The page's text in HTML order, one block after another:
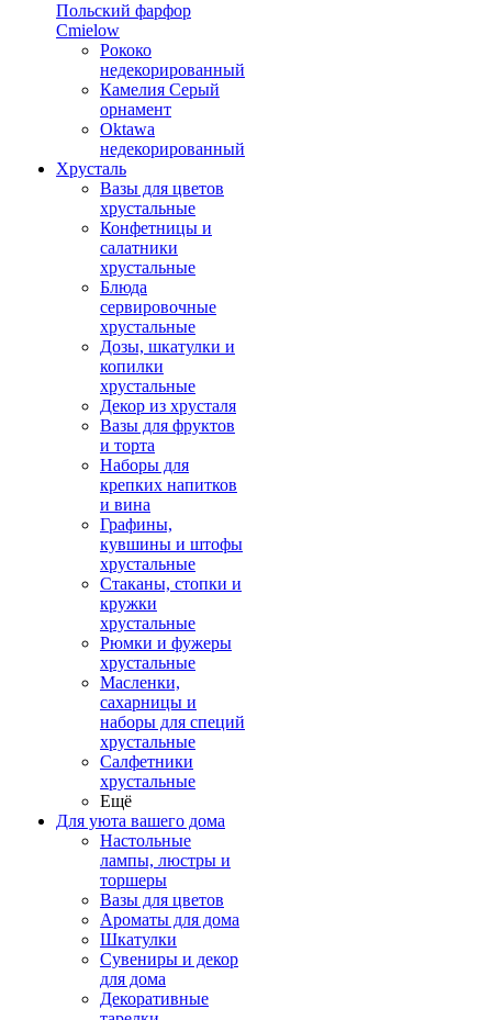
Польский фарфор
Сmielow
Рококо
недекорированный
Камелия Серый
орнамент
Oktawa
недекорированный
Хрусталь
Вазы для цветов
хрустальные
Конфетницы и
салатники
хрустальные
Блюда
сервировочные
хрустальные
Дозы, шкатулки и
копилки
хрустальные
Декор из хрусталя
Вазы для фруктов
и торта
Наборы для
крепких напитков
и вина
Графины,
кувшины и штофы
хрустальные
Стаканы, стопки и
кружки
хрустальные
Рюмки и фужеры
хрустальные
Масленки,
сахарницы и
наборы для специй
хрустальные
Салфетники
хрустальные
Ещё
Для уюта вашего дома
Настольные
лампы, люстры и
торшеры
Вазы для цветов
Ароматы для дома
Шкатулки
Сувениры и декор
для дома
Декоративные